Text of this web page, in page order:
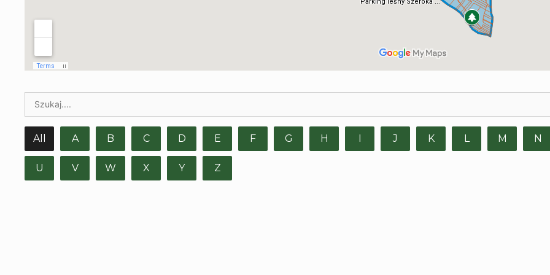
All A B C D E F G H I J K L M N
U V W X Y Z